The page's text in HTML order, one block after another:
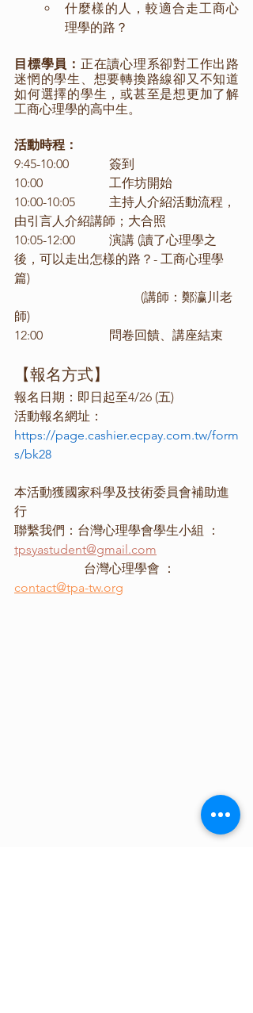
什麼樣的人，較適合走工商心
理學的路？
目標學員： 正在讀心理系卻對工作出路
迷惘的學生、想要轉換路線卻又不知道
如何選擇的學生，或甚至是想更加了解
工商心理學的高中生。
活動時程：
9:45-10:00		簽到
10:00			工作坊開始
10:00-10:05		主持人介紹活動流程，
由引言人介紹講師；大合照
10:05-12:00		演講 (讀了心理學之
後，可以走出怎樣的路？- 工商心理學
篇)
師)
12:00			問卷回饋、講座結束
【報名方式】
報名日期：即日起至4/26 (五)
活動報名網址：
https://page.cashier.ecpay.com.tw/form
s/bk28
本活動獲國家科學及技術委員會補助進
行
聯繫我們：台灣心理學會學生小組 ：
tpsyastudent@gmail.com
		  台灣心理學會 ：
contact@tpa-tw.org